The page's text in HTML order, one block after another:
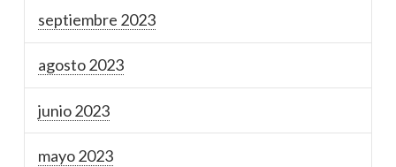
septiembre 2023
agosto 2023
junio 2023
mayo 2023